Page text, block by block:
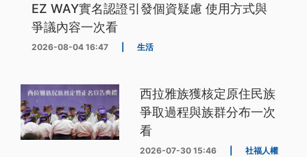
EZ WAY實名認證引發個資疑慮 使用方式與
爭議內容一次看
2026-08-04 16:47 生活
西拉雅族獲核定原住民族
爭取過程與族群分布一次
看
2026-07-30 15:46 社福人權